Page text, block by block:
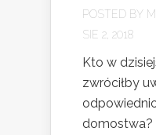
POSTED BY
SIE 2, 2018
Kto w
zwróciłby
domostwa?